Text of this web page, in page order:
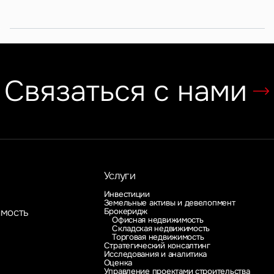
Связаться с нами
Услуги
Инвестиции
Земельные активы и девелопмент
Брокеридж
Офисная недвижимость
Складская недвижимость
Торговая недвижимость
Стратегический консалтинг
Исследования и аналитика
Оценка
Управление проектами строительства